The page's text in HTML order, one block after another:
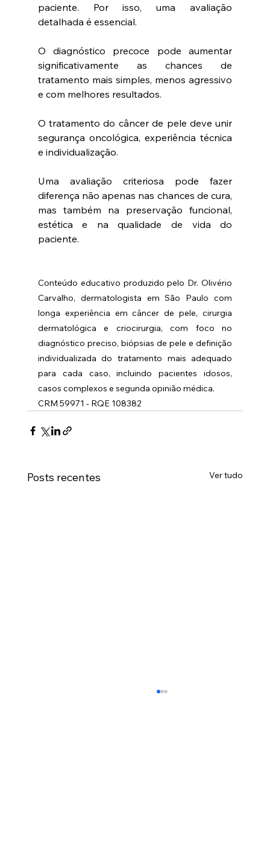
paciente. Por isso, uma avaliação
detalhada é essencial.
O diagnóstico precoce pode aumentar
significativamente as chances de
tratamento mais simples, menos agressivo
e com melhores resultados.
O tratamento do câncer de pele deve unir
segurança oncológica, experiência técnica
e individualização.
Uma avaliação criteriosa pode fazer
diferença não apenas nas chances de cura,
mas também na preservação funcional,
estética e na qualidade de vida do
paciente.
Conteúdo educativo produzido pelo Dr. Olivério
Carvalho, dermatologista em São Paulo com
longa experiência em câncer de pele, cirurgia
dermatológica e criocirurgia, com foco no
diagnóstico preciso, biópsias de pele e definição
individualizada do tratamento mais adequado
para cada caso, incluindo pacientes idosos,
casos complexos e segunda opinião médica.
CRM 59971 - RQE 108382
Posts recentes Ver tudo